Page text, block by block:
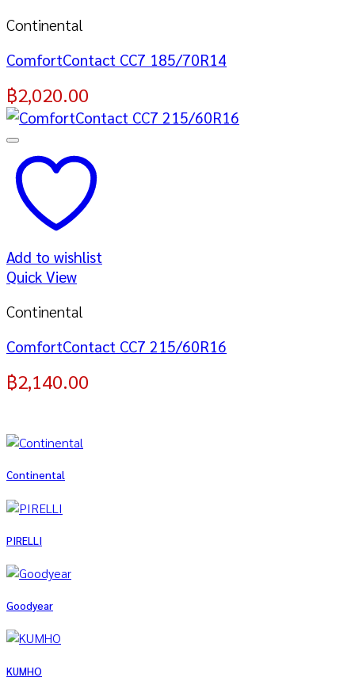
Continental
ComfortContact CC7 185/70R14
฿2,020.00
Add to wishlist
Quick View
Continental
ComfortContact CC7 215/60R16
฿2,140.00
Continental
PIRELLI
Goodyear
KUMHO